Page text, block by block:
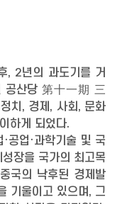
2년의 과도기를 거
공산당 第十一期 三
치, 경제, 사회, 문화
하게 되었다.
공업·과학기술 및 국
장을 국가의 최고목
국의 낙후된 경제발
기울이고 있으며, 그